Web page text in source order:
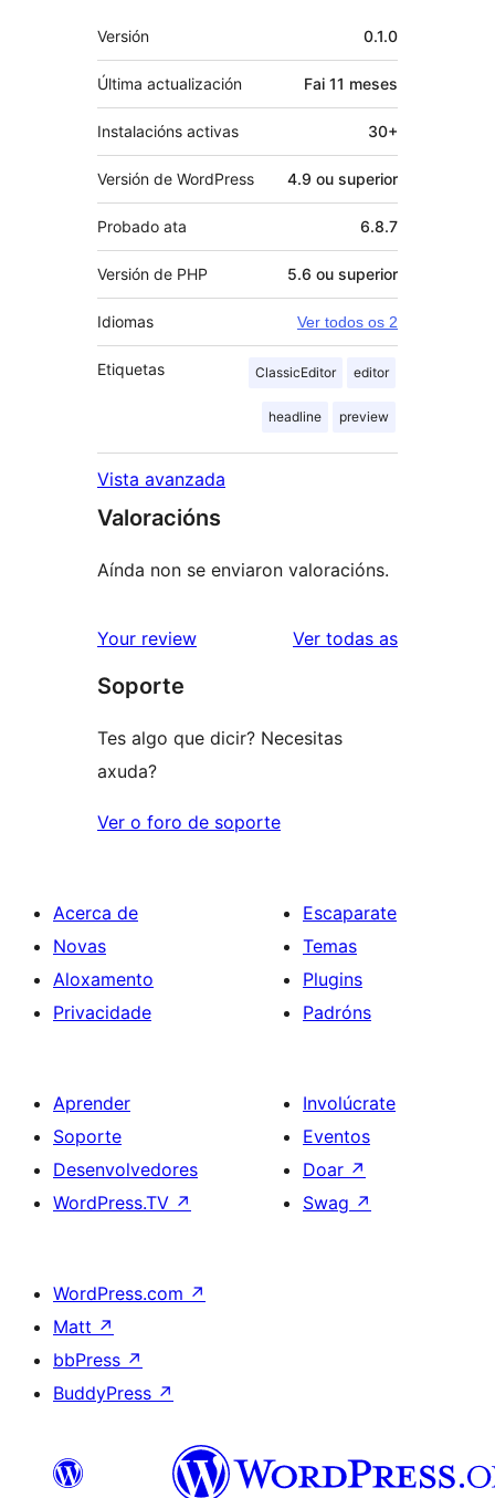
Meta
Versión 0.1.0
Última actualización Fai 11 meses
Instalacións activas 30+
Versión de WordPress 4.9 ou superior
Probado ata 6.8.7
Versión de PHP 5.6 ou superior
Idiomas Ver todos os 2
Etiquetas ClassicEditor editor
headline preview
Vista avanzada
Valoracións
Aínda non se enviaron valoracións.
Your review Ver todas asvaloracións
Soporte
Tes algo que dicir? Necesitas
axuda?
Ver o foro de soporte
Acerca de
Novas
Aloxamento
Privacidade
Escaparate
Temas
Plugins
Padróns
Aprender
Soporte
Desenvolvedores
WordPress.TV ↗
Involúcrate
Eventos
Doar ↗
Swag ↗
WordPress.com ↗
Matt ↗
bbPress ↗
BuddyPress ↗